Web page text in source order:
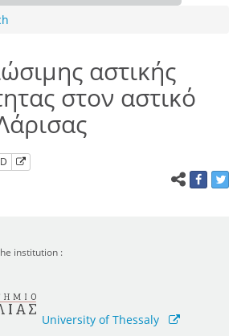
αστικής
στον αστικό
institution :
University of Thessaly